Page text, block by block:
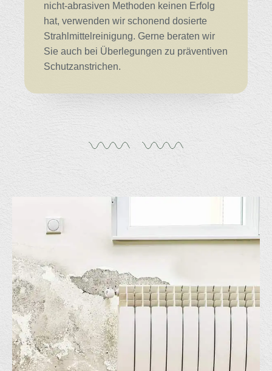
nicht-abrasiven Methoden keinen Erfolg
hat, verwenden wir schonend dosierte
Strahlmittelreinigung. Gerne beraten wir
Sie auch bei Überlegungen zu präventiven
Schutzanstrichen.